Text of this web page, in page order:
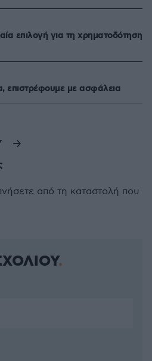
επιλογή για τη χρηματοδότηση
επιστρέφουμε με ασφάλεια
από τη καταστολή που